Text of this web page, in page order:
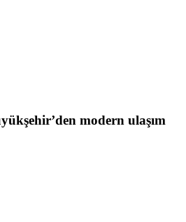
modern ulaşım